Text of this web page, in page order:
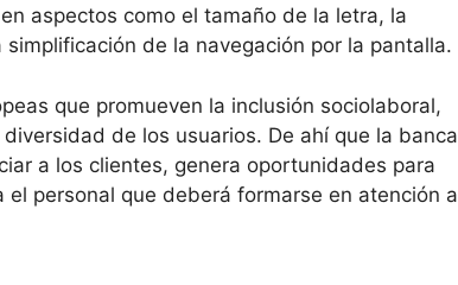
aspectos como el tamaño de la letra, la
de la navegación por la pantalla.
que promueven la inclusión sociolaboral,
de los usuarios. De ahí que la banca
a los clientes, genera oportunidades para
personal que deberá formarse en atención a